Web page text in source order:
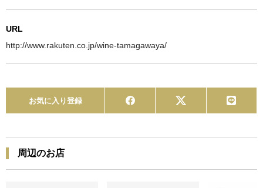
URL
http://www.rakuten.co.jp/wine-tamagawaya/
お気に入り登録
周辺のお店